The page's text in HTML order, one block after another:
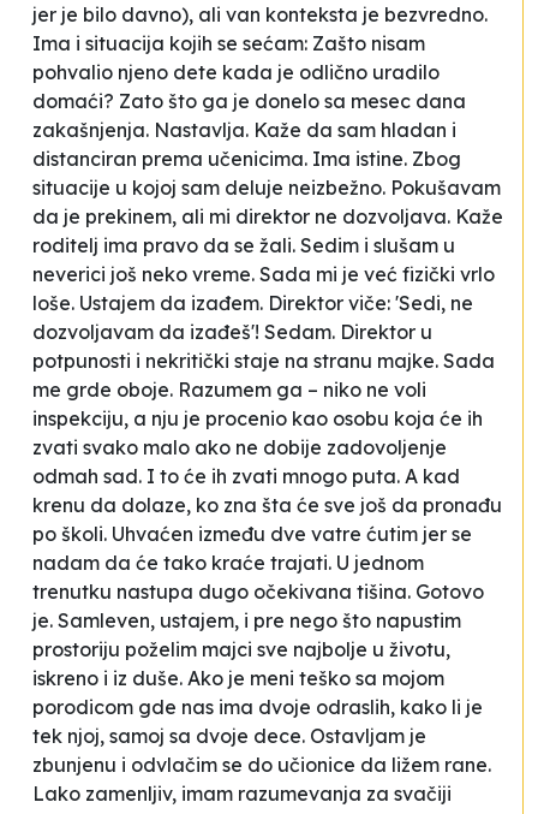
jer je bilo davno), ali van konteksta je bezvredno.
Ima i situacija kojih se sećam: Zašto nisam
pohvalio njeno dete kada je odlično uradilo
domaći? Zato što ga je donelo sa mesec dana
zakašnjenja. Nastavlja. Kaže da sam hladan i
distanciran prema učenicima. Ima istine. Zbog
situacije u kojoj sam deluje neizbežno. Pokušavam
da je prekinem, ali mi direktor ne dozvoljava. Kaže
roditelj ima pravo da se žali. Sedim i slušam u
neverici još neko vreme. Sada mi je već fizički vrlo
loše. Ustajem da izađem. Direktor viče: 'Sedi, ne
dozvoljavam da izađeš'! Sedam. Direktor u
potpunosti i nekritički staje na stranu majke. Sada
me grde oboje. Razumem ga – niko ne voli
inspekciju, a nju je procenio kao osobu koja će ih
zvati svako malo ako ne dobije zadovoljenje
odmah sad. I to će ih zvati mnogo puta. A kad
krenu da dolaze, ko zna šta će sve još da pronađu
po školi. Uhvaćen između dve vatre ćutim jer se
nadam da će tako kraće trajati. U jednom
trenutku nastupa dugo očekivana tišina. Gotovo
je. Samleven, ustajem, i pre nego što napustim
prostoriju poželim majci sve najbolje u životu,
iskreno i iz duše. Ako je meni teško sa mojom
porodicom gde nas ima dvoje odraslih, kako li je
tek njoj, samoj sa dvoje dece. Ostavljam je
zbunjenu i odvlačim se do učionice da ližem rane.
Lako zamenljiv, imam razumevanja za svačiji